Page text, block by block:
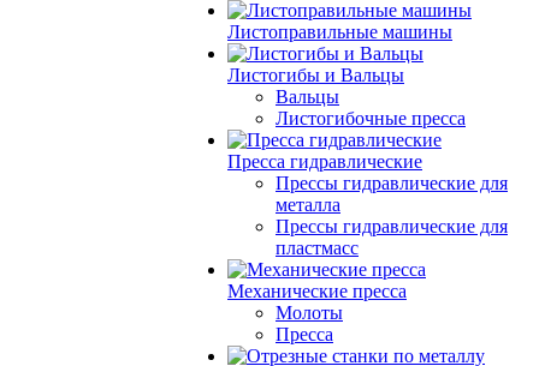
Листоправильные машины
Листогибы и Вальцы
Вальцы
Листогибочные пресса
Пресса гидравлические
Прессы гидравлические для
металла
Прессы гидравлические для
пластмасс
Механические пресса
Молоты
Пресса